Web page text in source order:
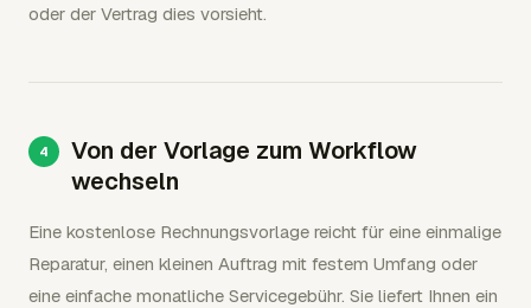
oder der Vertrag dies vorsieht.
Von der Vorlage zum Workflow
wechseln
Eine kostenlose Rechnungsvorlage reicht für eine einmalige
Reparatur, einen kleinen Auftrag mit festem Umfang oder
eine einfache monatliche Servicegebühr. Sie liefert Ihnen ein